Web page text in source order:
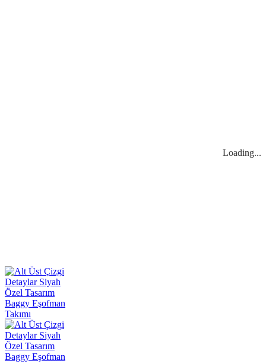
Loading...
Loading...